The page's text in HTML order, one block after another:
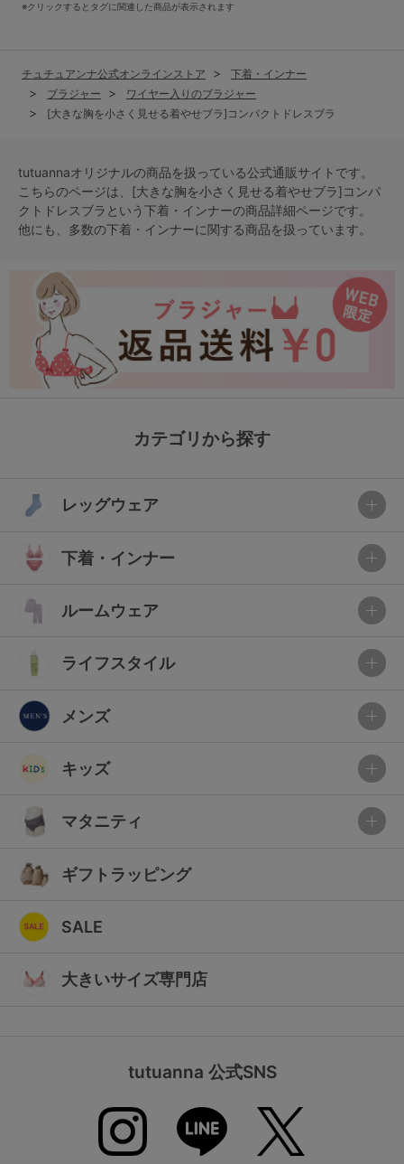
※クリックするとタグに関連した商品が表示されます
チュチュアンナ公式オンラインストア
下着・インナー
ブラジャー
ワイヤー入りのブラジャー
[大きな胸を小さく見せる着やせブラ]コンパクトドレスブラ
tutuannaオリジナルの商品を扱っている公式通販サイトです。
こちらのページは、[大きな胸を小さく見せる着やせブラ]コンパ
クトドレスブラという下着・インナーの商品詳細ページです。
他にも、多数の下着・インナーに関する商品を扱っています。
カテゴリから探す
レッグウェア
下着・インナー
ルームウェア
ライフスタイル
メンズ
キッズ
マタニティ
ギフトラッピング
SALE
大きいサイズ専門店
tutuanna 公式SNS